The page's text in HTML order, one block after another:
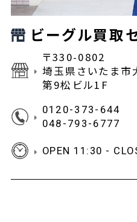
ビーグル買取
〒330-0802
埼玉県さいたま
第9松ビル1F
0120-373-644
048-793-6777
OPEN 11:30 -